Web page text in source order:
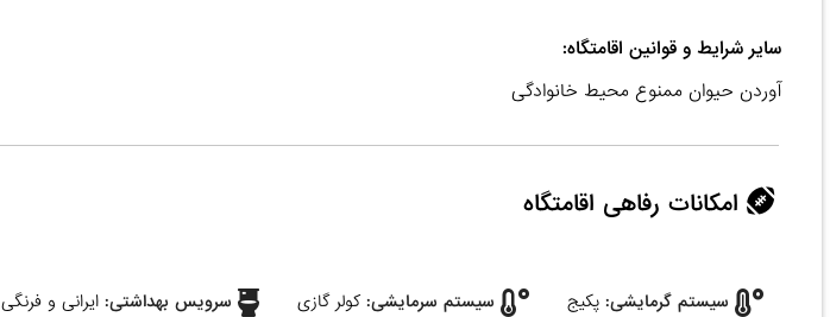
سایر شرایط و قوانین اقامتگاه:
آوردن حیوان ممنوع محیط خانوادگی
امکانات رفاهی اقامتگاه
سیستم گرمایشی: پکیج سیستم سرمایشی: کولر گازی سرویس بهداشتی: ایرانی و فرنگی